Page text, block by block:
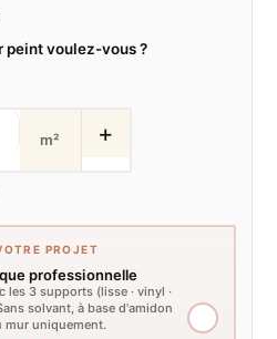
peint voulez-vous ?
m² +
PROJET
professionnelle
les 3 supports (lisse · vinyl ·
solvant, à base d'amidon
mur uniquement.